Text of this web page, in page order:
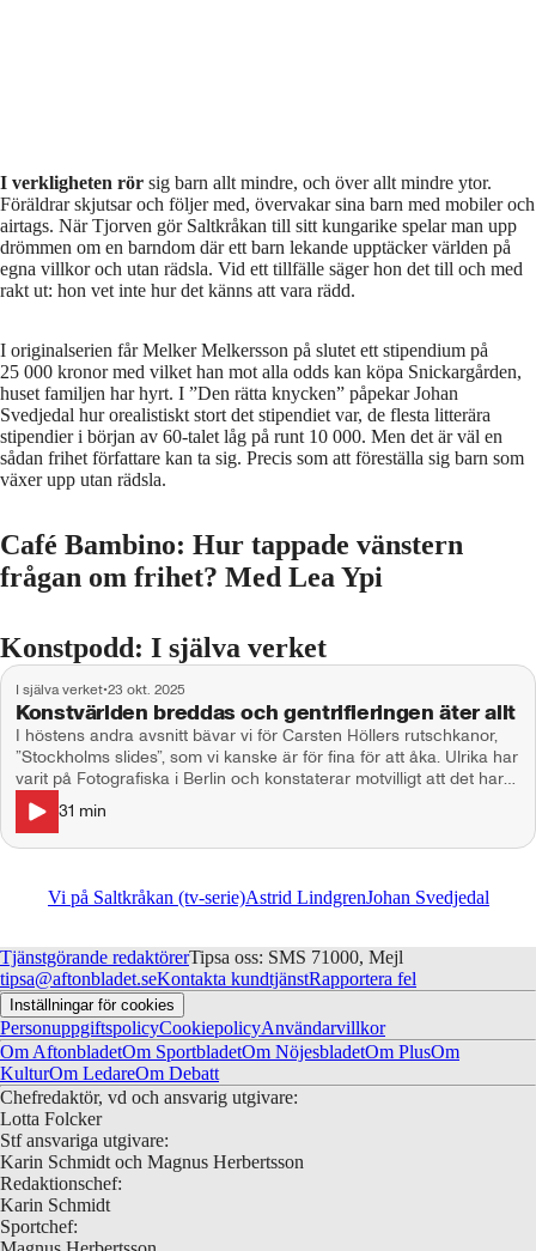
I verkligheten rör sig barn allt mindre, och över allt mindre ytor.
Föräldrar skjutsar och följer med, övervakar sina barn med mobiler och
airtags. När Tjorven gör Saltkråkan till sitt kungarike spelar man upp
drömmen om en barndom där ett barn lekande upptäcker världen på
egna villkor och utan rädsla. Vid ett tillfälle säger hon det till och med
rakt ut: hon vet inte hur det känns att vara rädd.
I originalserien får Melker Melkersson på slutet ett stipendium på
25 000 kronor med vilket han mot alla odds kan köpa Snickargården,
huset familjen har hyrt. I ”Den rätta knycken” påpekar Johan
Svedjedal hur orealistiskt stort det stipendiet var, de flesta litterära
stipendier i början av 60-talet låg på runt 10 000. Men det är väl en
sådan frihet författare kan ta sig. Precis som att föreställa sig barn som
växer upp utan rädsla.
Café Bambino: Hur tappade vänstern
frågan om frihet? Med Lea Ypi
Konstpodd: I själva verket
I själva verket•23 okt. 2025
Konstvärlden breddas och gentrifieringen äter allt
I höstens andra avsnitt bävar vi för Carsten Höllers rutschkanor,
”Stockholms slides”, som vi kanske är för fina för att åka. Ulrika har
varit på Fotografiska i Berlin och konstaterar motvilligt att det har
blivit rätt ok trots att det är ett gentrifierande rån av gamla
Kunsthaus Tacheles. Vi spekulerar i hur länge Fotografiska New
York fanns, rätt svar är fem år. Donia reste till Malmö och såg
grupputställning där samtliga konstnärer har någon normbrytande
funktionalitet. Ett försök att bredda representationen inom
färger om de inte kan ses? Och varför får man inte veta något om
konstnärernas arbetsprocesser? Bilder: Nicole Storm: Utan titel
(2022), Courtesy konstnären & Creative Growth (Foto: Creative
Growth). Carsten Höller: ”Stockholm Slides” (2025) (Foto: My
Matson/Moderna Museet)
31 min
Vi på Saltkråkan (tv-serie)Astrid LindgrenJohan Svedjedal
Tjänstgörande redaktörerTipsa oss: SMS 71000, Mejl
tipsa@aftonbladet.seKontakta kundtjänstRapportera fel
Inställningar för cookies
PersonuppgiftspolicyCookiepolicyAnvändarvillkor
Om AftonbladetOm SportbladetOm NöjesbladetOm PlusOm
KulturOm LedareOm Debatt
Chefredaktör, vd och ansvarig utgivare:
Lotta Folcker
Stf ansvariga utgivare:
Karin Schmidt och Magnus Herbertsson
Redaktionschef:
Karin Schmidt
Sportchef: